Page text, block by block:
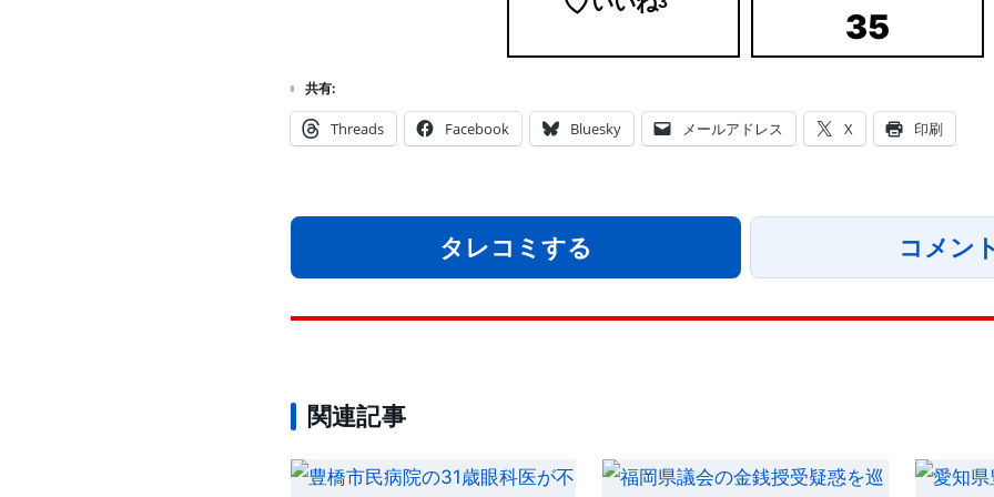
35
共有:
Threads Facebook Bluesky メールアドレス X 印刷
タレコミする コメン
関連記事